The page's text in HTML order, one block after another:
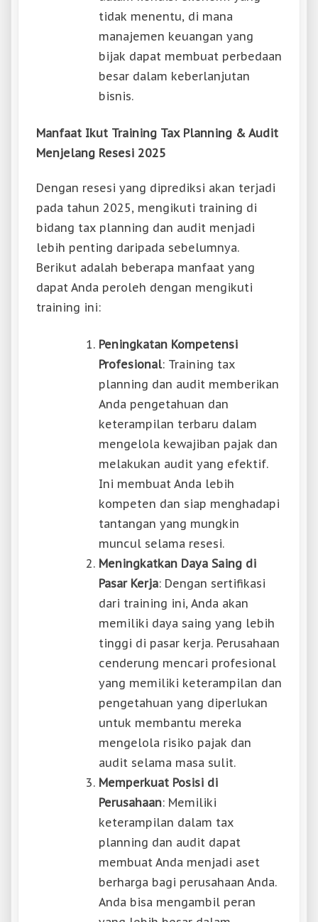
tidak menentu, di mana
manajemen keuangan yang
bijak dapat membuat perbedaan
besar dalam keberlanjutan
bisnis.
Manfaat Ikut Training Tax Planning & Audit
Menjelang Resesi 2025
Dengan resesi yang diprediksi akan terjadi
pada tahun 2025, mengikuti training di
bidang tax planning dan audit menjadi
lebih penting daripada sebelumnya.
Berikut adalah beberapa manfaat yang
dapat Anda peroleh dengan mengikuti
training ini:
Peningkatan Kompetensi
Profesional: Training tax
planning dan audit memberikan
Anda pengetahuan dan
keterampilan terbaru dalam
mengelola kewajiban pajak dan
melakukan audit yang efektif.
Ini membuat Anda lebih
kompeten dan siap menghadapi
tantangan yang mungkin
muncul selama resesi.
Meningkatkan Daya Saing di
Pasar Kerja: Dengan sertifikasi
dari training ini, Anda akan
memiliki daya saing yang lebih
tinggi di pasar kerja. Perusahaan
cenderung mencari profesional
yang memiliki keterampilan dan
pengetahuan yang diperlukan
untuk membantu mereka
mengelola risiko pajak dan
audit selama masa sulit.
Memperkuat Posisi di
Perusahaan: Memiliki
keterampilan dalam tax
planning dan audit dapat
membuat Anda menjadi aset
berharga bagi perusahaan Anda.
Anda bisa mengambil peran